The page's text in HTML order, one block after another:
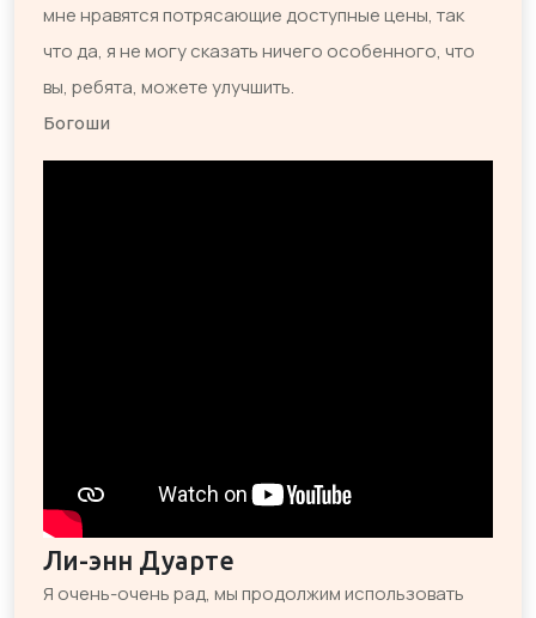
мне нравятся потрясающие доступные цены, так
что да, я не могу сказать ничего особенного, что
вы, ребята, можете улучшить.
Богоши
Ли-энн Дуарте
Я очень-очень рад, мы продолжим использовать